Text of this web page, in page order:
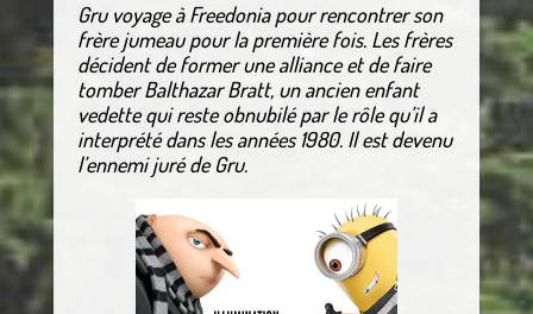
Gru voyage à Freedonia pour rencontrer son
frère jumeau pour la première fois. Les frères
décident de former une alliance et de faire
tomber Balthazar Bratt, un ancien enfant
vedette qui reste obnubilé par le rôle qu’il a
interprété dans les années 1980. Il est devenu
l’ennemi juré de Gru.